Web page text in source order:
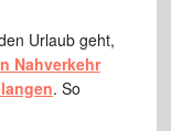
Urlaub geht,
Nahverkehr
. So